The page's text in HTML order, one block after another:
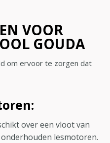
VOOR
GOUDA
om ervoor te zorgen dat
over een vloot van
lesmotoren.